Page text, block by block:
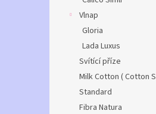
Vlnap
Gloria
Lada Luxus
Svítící příze
Milk Cotton ( Cotton
Standard
Fibra Natura